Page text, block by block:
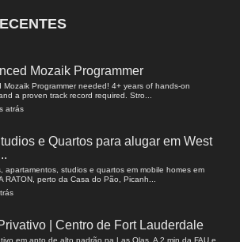
Mozaik Programmer
Mozaik Programmer needed! 4+ years of hands-on
a proven track record required. Stro...
atrás
e Quartos para alugar em West
apartamentos, studios e quartos em mobile homes em
RATON, perto da Casa do Pão, Picanh...
| Centro de Fort Lauderdale
em apto de alto padrão na Las Olas. A 2 min da FAU e